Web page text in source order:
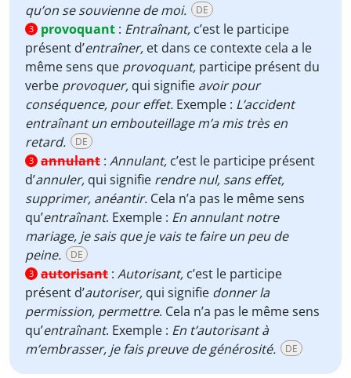
qu’on se souvienne de moi.
DE
3 provoquant : Entraînant, c’est le participe
présent d’entraîner, et dans ce contexte cela a le
même sens que provoquant, participe présent du
verbe provoquer, qui signifie avoir pour
conséquence, pour effet. Exemple : L’accident
entraînant un embouteillage m’a mis très en
retard.
DE
3 annulant : Annulant, c’est le participe présent
d’annuler, qui signifie rendre nul, sans effet,
supprimer, anéantir. Cela n’a pas le même sens
qu’entraînant. Exemple : En annulant notre
mariage, je sais que je vais te faire un peu de
peine.
DE
3 autorisant : Autorisant, c’est le participe
présent d’autoriser, qui signifie donner la
permission, permettre. Cela n’a pas le même sens
qu’entraînant. Exemple : En t’autorisant à
m’embrasser, je fais preuve de générosité.
DE